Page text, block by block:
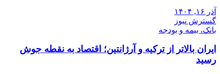
آذر ۱۶, ۱۴۰۴
گسترش نیوز
بانک، بیمه و بودجه
ایران بالاتر از ترکیه و آرژانتین؛ اقتصاد به نقطه جوش
رسید